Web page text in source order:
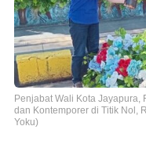
Penjabat Wali Kota Jayapura,
dan Kontemporer di Titik Nol,
Yoku)